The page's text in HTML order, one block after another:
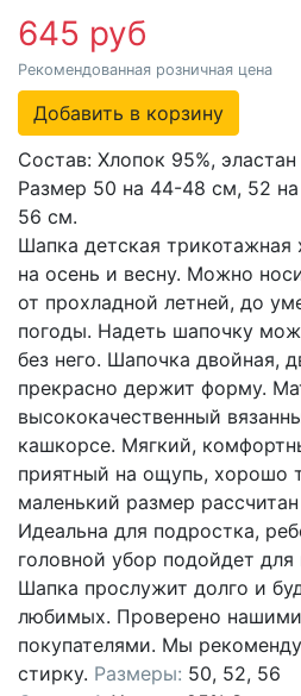
645 руб
Рекомендованная розничная цена
Добавить в корзину
Состав: Хлопок 95%, эластан
Размер 50 на 44-48 см, 52
56 см.
Шапка детская трикотажная
на осень и весну. Можно
от прохладной летней, до
погоды. Надеть шапочку
без него. Шапочка двойная,
прекрасно держит форму.
высококачественный
кашкорсе. Мягкий,
приятный на ощупь, хорошо
маленький размер
Идеальна для подростка,
головной убор подойдет для
Шапка прослужит долго и
любимых. Проверено
покупателями. Мы
стирку. Размеры: 50, 52, 56